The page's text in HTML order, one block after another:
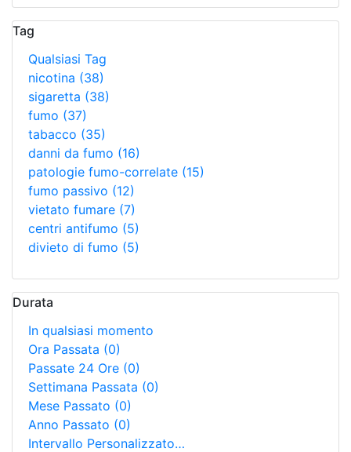
Tag
Qualsiasi Tag
nicotina (38)
sigaretta (38)
fumo (37)
tabacco (35)
danni da fumo (16)
patologie fumo-correlate (15)
fumo passivo (12)
vietato fumare (7)
centri antifumo (5)
divieto di fumo (5)
Durata
In qualsiasi momento
Ora Passata (0)
Passate 24 Ore (0)
Settimana Passata (0)
Mese Passato (0)
Anno Passato (0)
Intervallo Personalizzato…